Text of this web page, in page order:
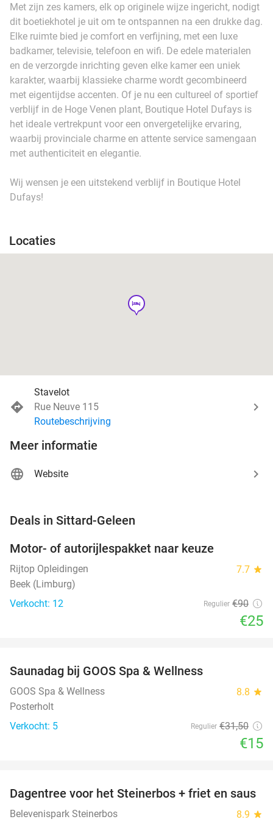
Met zijn zes kamers, elk op originele wijze ingericht, nodigt
dit boetiekhotel je uit om te ontspannen na een drukke dag.
Elke ruimte bied je comfort en verfijning, met een luxe
badkamer, televisie, telefoon en wifi. De edele materialen
en de verzorgde inrichting geven elke kamer een uniek
karakter, waarbij klassieke charme wordt gecombineerd
met eigentijdse accenten. Of je nu een cultureel of sportief
verblijf in de Hoge Venen plant, Boutique Hotel Dufays is
het ideale vertrekpunt voor een onvergetelijke ervaring,
waarbij provinciale charme en attente service samengaan
met authenticiteit en elegantie.
Wij wensen je een uitstekend verblijf in Boutique Hotel
Dufays!
Locaties
hotel
Stavelot
Rue Neuve 115
Routebeschrijving
Meer informatie
Website
Deals in Sittard-Geleen
Motor- of autorijlespakket naar keuze
Rijtop Opleidingen 7.7 star
Beek (Limburg)
Verkocht: 12
Regulier €90
€25
TODAY
Saunadag bij GOOS Spa & Wellness
GOOS Spa & Wellness 8.8 star
Posterholt
Verkocht: 5
Regulier €31,50
€15
37%
Dagentree voor het Steinerbos + friet en saus
Belevenispark Steinerbos 8.9 star